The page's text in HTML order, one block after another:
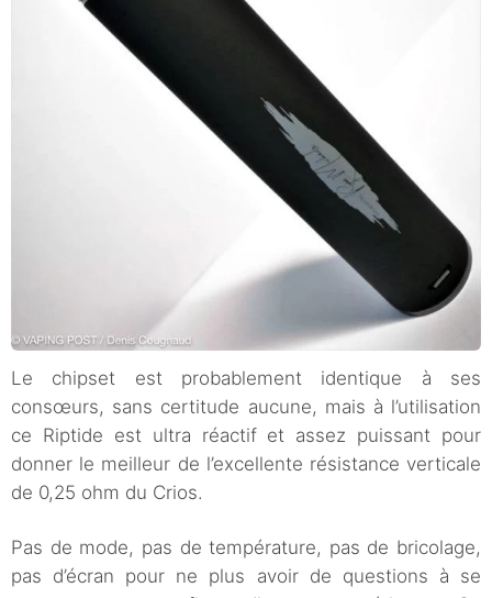
Le chipset est probablement identique à ses
consœurs, sans certitude aucune, mais à l’utilisation
ce Riptide est ultra réactif et assez puissant pour
donner le meilleur de l’excellente résistance verticale
de 0,25 ohm du Crios.
Pas de mode, pas de température, pas de bricolage,
pas d’écran pour ne plus avoir de questions à se